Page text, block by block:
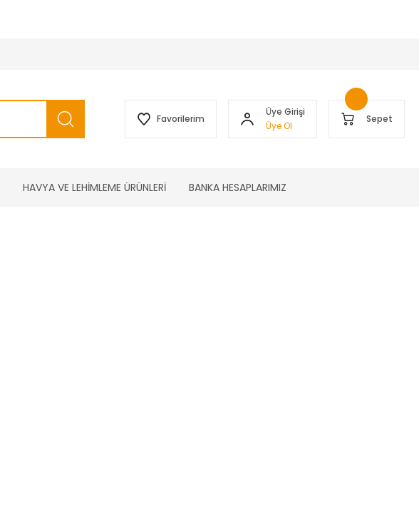
Favorilerim
Üye Girişi
Üye Ol
Sepet
HAVYA VE LEHİMLEME ÜRÜNLERİ BANKA HESAPLARIMIZ